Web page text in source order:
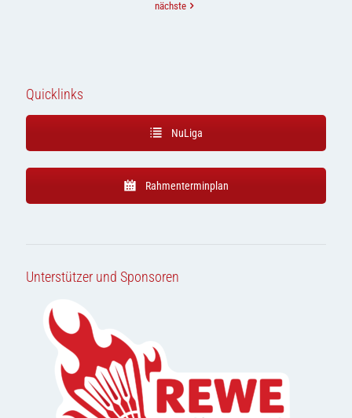
nächste
Quicklinks
NuLiga
Rahmenterminplan
Unterstützer und Sponsoren